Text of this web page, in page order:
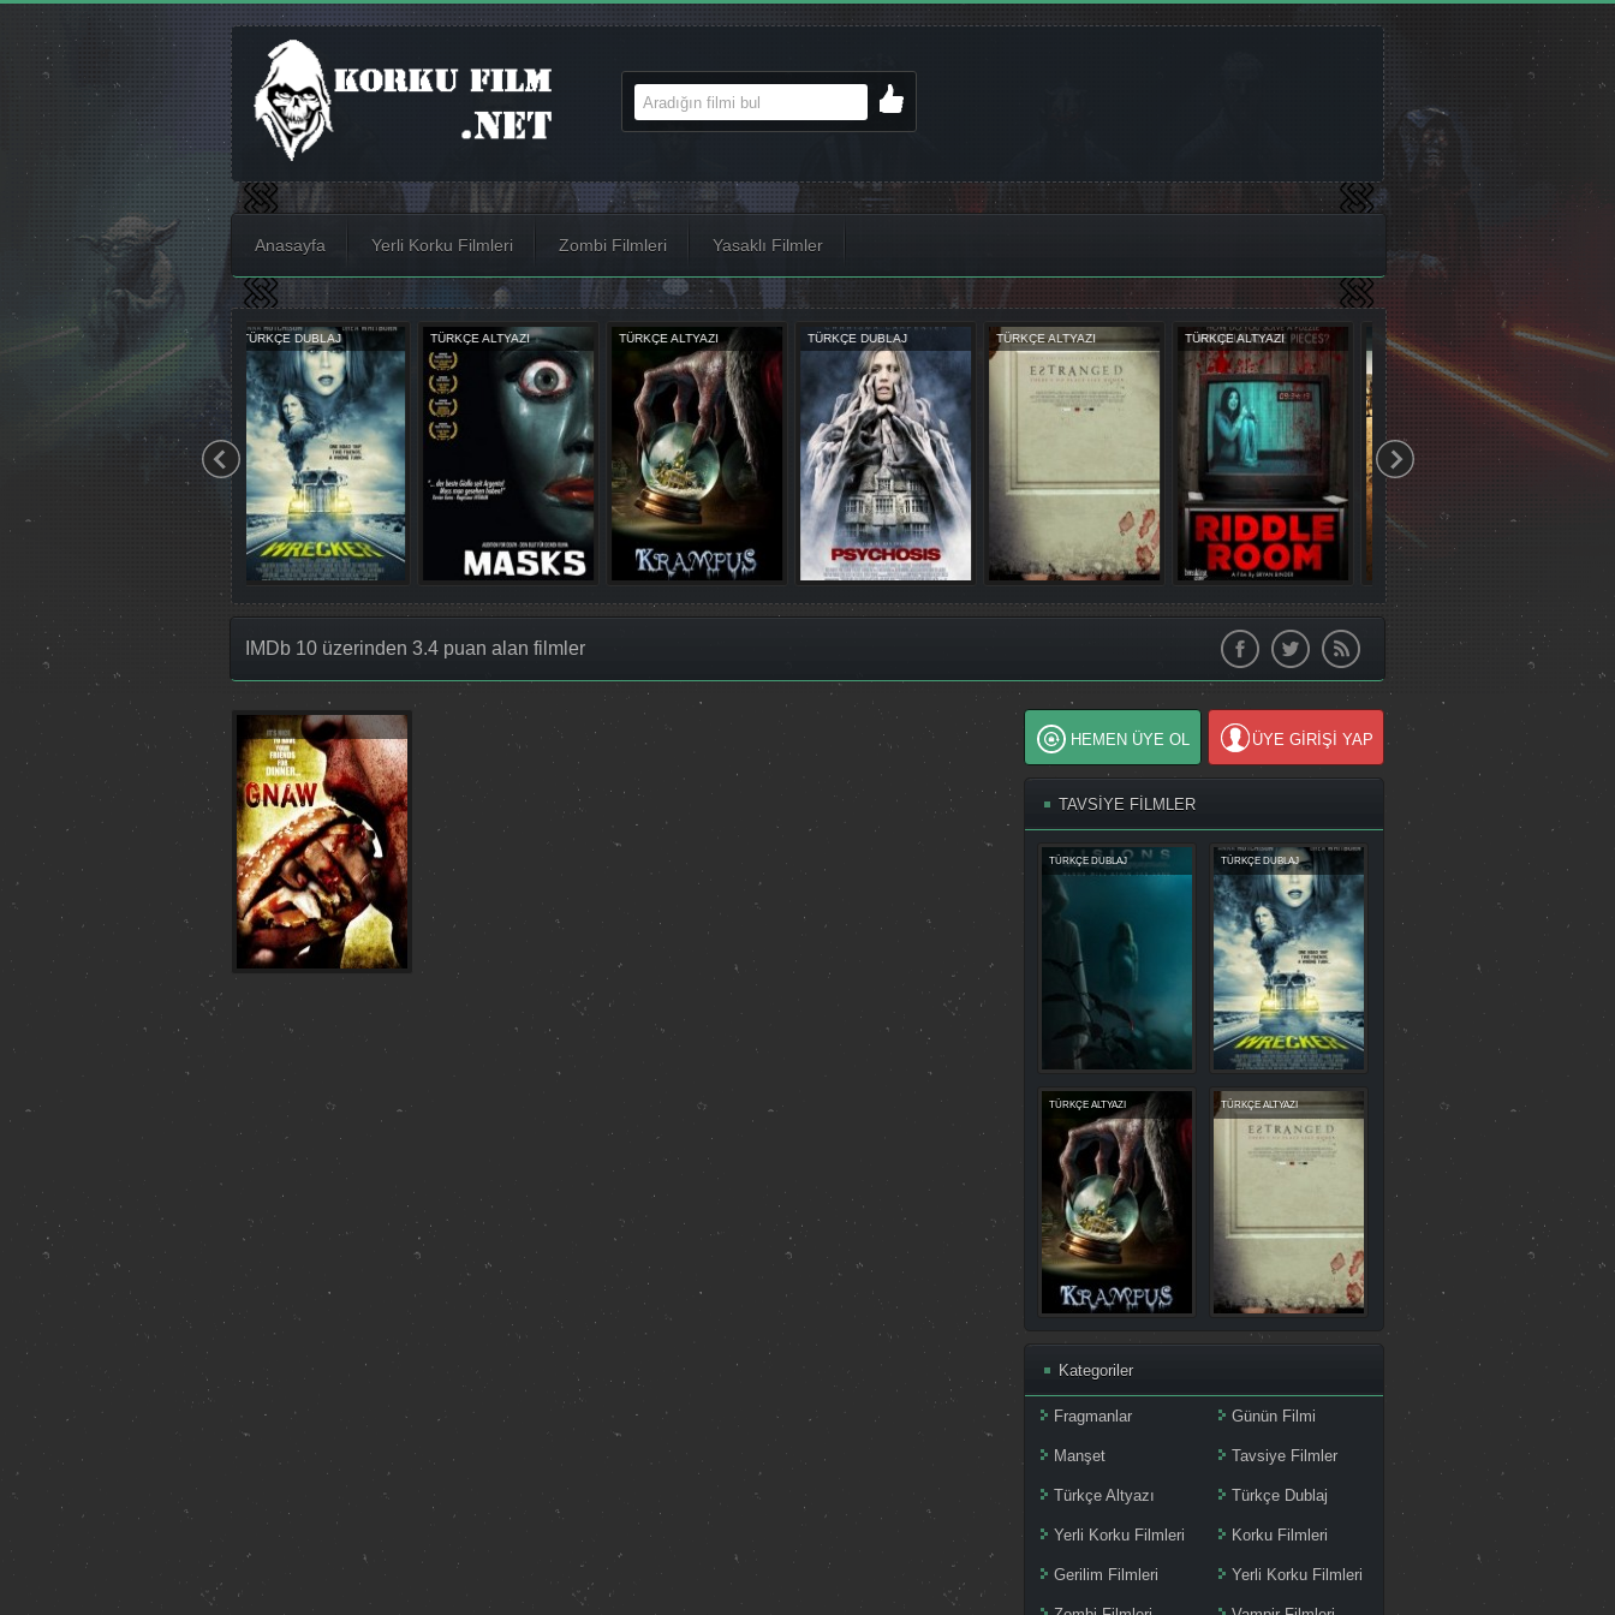
Anasayfa Yerli Korku Filmleri Zombi Filmleri Yasaklı Filmler
TÜRKÇE ALTYAZI TÜRKÇE ALTYAZI TÜRKÇE DUBLAJ TÜRKÇE ALTYAZI TÜRKÇE ALTYAZI TÜRKÇE DUBLAJ TÜRKÇE DUBLAJ TÜRKÇE ALTYAZI
IMDb 10 üzerinden 3.4 puan alan filmler
HEMEN ÜYE OL ÜYE GİRİŞİ YAP
TAVSİYE FİLMLER
TÜRKÇE DUBLAJ TÜRKÇE DUBLAJ
TÜRKÇE ALTYAZI TÜRKÇE ALTYAZI
Kategoriler
Fragmanlar Günün Filmi
Manşet Tavsiye Filmler
Türkçe Altyazı Türkçe Dublaj
Yerli Korku Filmleri Korku Filmleri
Gerilim Filmleri Yerli Korku Filmleri